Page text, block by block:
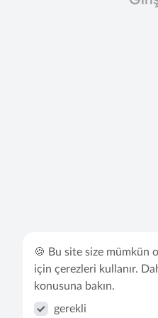
🍪 Bu site size mümkün
için çerezleri kullanır.
konusuna bakın.
gerekli